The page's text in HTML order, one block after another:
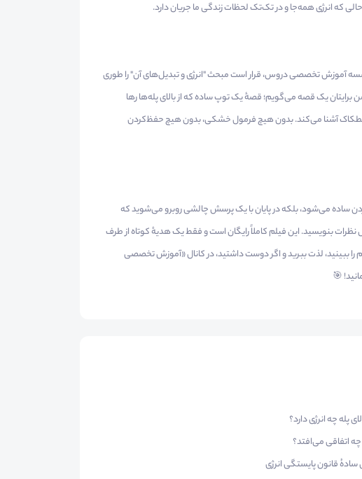
که انرژی همه‌جا و در تک‌تک لحظات زندگی ما جریان دارد.
و داستانی موسسه آموزش تخصصی دروس، قرار است مبحث "انرژی و تبدیل‌های آن" را طوری
برایتان یک قصه می‌گویم؛ قصهٔ یک توپ ساده که از بالای پله‌ها رها
آشنا می‌کند. بدون هیچ فرمول خشکی، بدون هیچ حفظ‌کردن
ساده می‌شود، بلکه در پایان با یک پرسش چالشی روبرو می‌شوید که
بنویسید. این فیلم کاملاً رایگان است و فقط یک هدیهٔ کوتاه از طرف
ببینید، لذت ببرید و اگر دوست داشتید، در کانال «آموزش تخصصی
🎯